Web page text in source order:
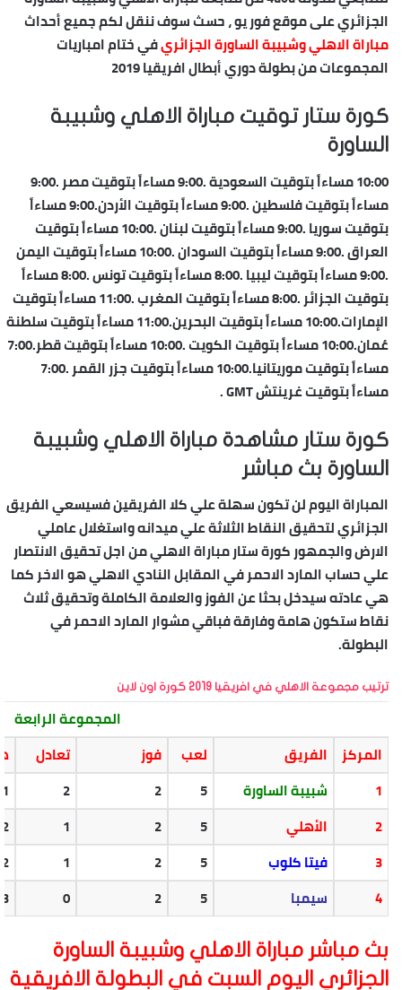
الجزائري على موقع فور يو ، حسث سوف ننقل لكم جميع أحداث
مباراة الاهلي وشبيبة الساورة الجزائريفي ختام امباريات
المجموعات من بطولة دوري أبطال افريقيا 2019
كورة ستار توقيت مباراة الاهلي وشبيبة
الساورة
10:00 مساءاً بتوقيت السعودية .9:00 مساءاً بتوقيت مصر .9:00
مساءاً بتوقيت فلسطين .9:00 مساءاً بتوقيت الأردن.9:00 مساءاً
بتوقيت سوريا .9:00 مساءاً بتوقيت لبنان .10:00 مساءاً بتوقيت
العراق .9:00 مساءاً بتوقيت السودان .10:00 مساءاً بتوقيت اليمن
.9:00 مساءاً بتوقيت ليبيا .8:00 مساءاً بتوقيت تونس .8:00 مساءاً
بتوقيت الجزائر .8:00 مساءاً بتوقيت المغرب .11:00 مساءاً بتوقيت
الإمارات.10:00 مساءاً بتوقيت البحرين.11:00 مساءاً بتوقيت سلطنة
عُمان.10:00 مساءاً بتوقيت الكويت .10:00 مساءاً بتوقيت قطر.7:00
مساءاً بتوقيت موريتانيا.10:00 مساءاً بتوقيت جزر القمر .7:00
مساءاً بتوقيت غرينتش GMT .
كورة ستار مشاهدة مباراة الاهلي وشبيبة
الساورة بث مباشر
المباراة اليوم لن تكون سهلة علي كلا الفريقين فسيسعي الفريق
الجزائري لتحقيق النقاط الثلاثة علي ميدانه واستغلال عاملي
الارض والجمهور كورة ستار مباراة الاهلي من اجل تحقيق الانتصار
علي حساب المارد الاحمر في المقابل النادي الاهلي هو الاخر كما
هي عادته سيدخل بحثا عن الفوز والعلامة الكاملة وتحقيق ثلاث
نقاط ستكون هامة وفارقة فباقي مشوار المارد الاحمر في
البطولة.
ترتيب مجموعة الاهلي في افريقيا 2019 كورة اون لاين
المجموعة الرابعة
المركز الفريق لعب فوز تعادل
1
شبيبة الساورة 5
2
2
1
2
الأهلي 5
2
1
2
3
فيتا كلوب 5
2
1
2
4
سيمبا 5
2
0
3
بث مباشر مباراة الاهلي وشبيبة الساورة
الجزائري اليوم السبت في البطولة الافريقية